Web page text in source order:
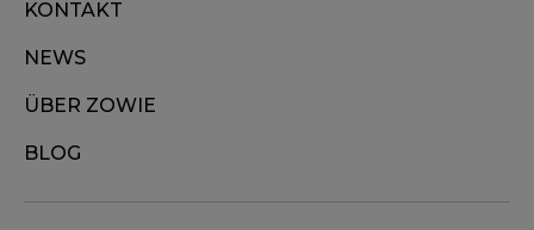
KONTAKT
NEWS
ÜBER ZOWIE
BLOG